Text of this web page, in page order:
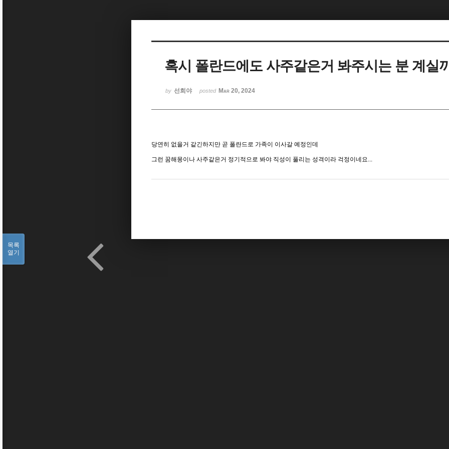
혹시 폴란드에도 사주같은거 봐주시는 분 계실
by 선희야 posted Mar 20, 2024
당연히 없을거 같긴하지만 곧 폴란드로 가족이 이사갈 예정인데
그런 꿈해몽이나 사주같은거 정기적으로 봐야 직성이 풀리는 성격이라 걱정이네요...
목록
열기
Sketchbook5, 스케치북5
Sketchbook5, 스케치북5